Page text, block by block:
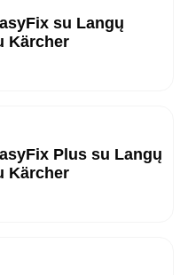
su Langų
Kärcher
Plus su Langų
Kärcher